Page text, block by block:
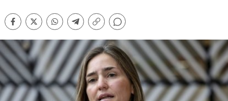
Facebook
TwitterWhatsappTelegram
Copiar
Comentarios